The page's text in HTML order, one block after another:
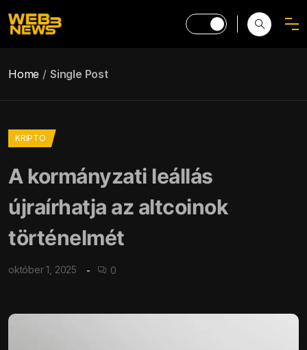
Home Single Post
KRIPTO
A kormányzati leállás
újraírhatja az altcoinok
történelmét
október 1, 2025 0